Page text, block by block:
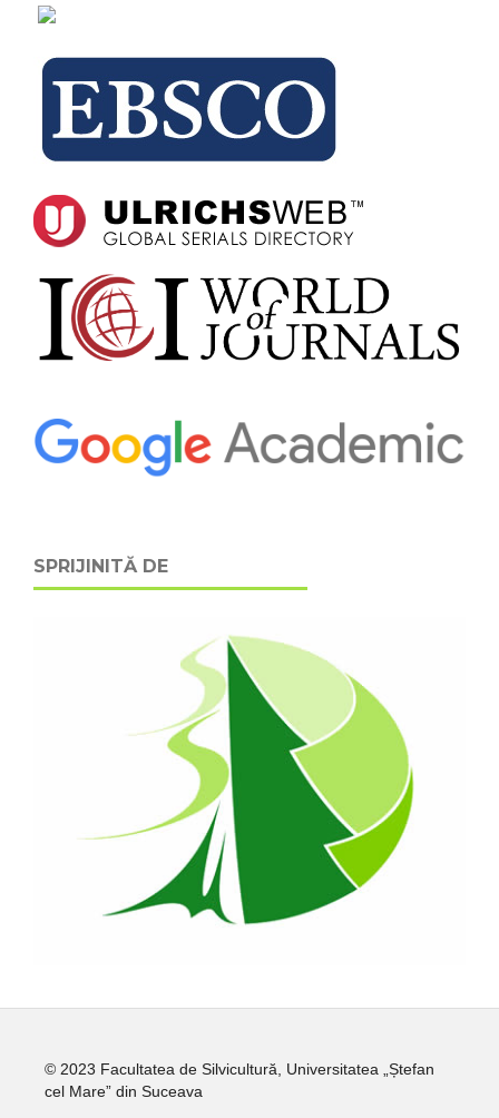
SPRIJINITĂ DE
© 2023 Facultatea de Silvicultură, Universitatea „Ștefan
cel Mare” din Suceava